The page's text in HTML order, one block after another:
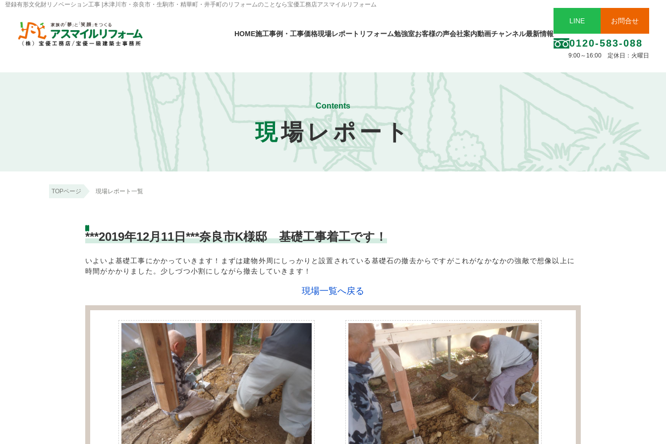
登録有形文化財リノベーション工事 |木津川市・奈良市・生駒市・精華町・井手町のリフォームのことなら宝優工務店アスマイルリフォーム
HOME施工事例・工事価格現場レポート リフォーム勉強室お客様の声会社案内動画チャンネル最新情報
LINE お問合せ
0120-583-088
9:00～16:00 定休日：火曜日
Contents
現場レポート
TOPページ 現場レポート一覧
***2019年12月11日***奈良市K様邸 基礎工事着工です！
いよいよ基礎工事にかかっていきます！まずは建物外周にしっかりと設置されている基礎石の撤去からですがこれがなかなかの強敵で想像以上に
時間がかかりました。少しづつ小割にしながら撤去していきます！
現場一覧へ戻る